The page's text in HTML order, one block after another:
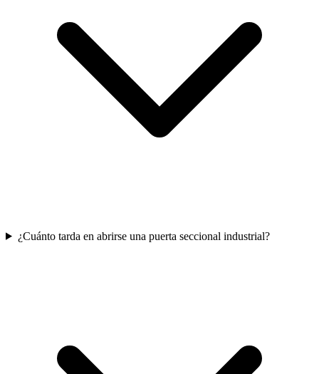
¿Cuánto tarda en abrirse una puerta seccional industrial?